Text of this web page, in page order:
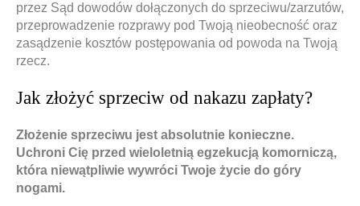
przez Sąd dowodów dołączonych do sprzeciwu/zarzutów,
przeprowadzenie rozprawy pod Twoją nieobecność oraz
zasądzenie kosztów postępowania od powoda na Twoją
rzecz.
Jak złożyć sprzeciw od nakazu zapłaty?
Złożenie sprzeciwu jest absolutnie konieczne.
Uchroni Cię przed wieloletnią egzekucją komorniczą,
która niewątpliwie wywróci Twoje życie do góry
nogami.